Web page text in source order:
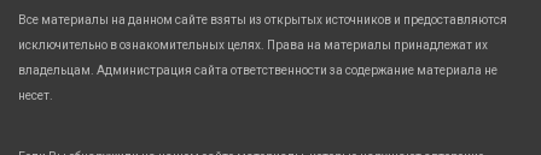
Все материалы на данном сайте взяты из открытых источников и предоставляются
исключительно в ознакомительных целях. Права на материалы принадлежат их
владельцам. Администрация сайта ответственности за содержание материала не
несет.